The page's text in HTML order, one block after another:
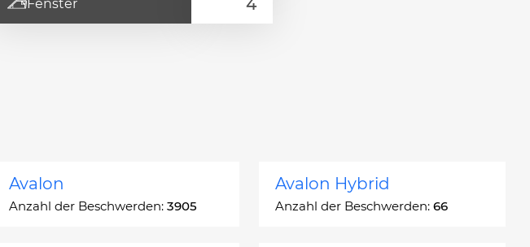
Fenster
Avalon
Anzahl der Beschwerden: 3905
Avalon Hybrid
Anzahl der Beschwerden: 66